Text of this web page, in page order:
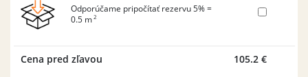
Odporúčame pripočítať rezervu 5% =
0.5 m2
Cena pred zľavou 105.2 €